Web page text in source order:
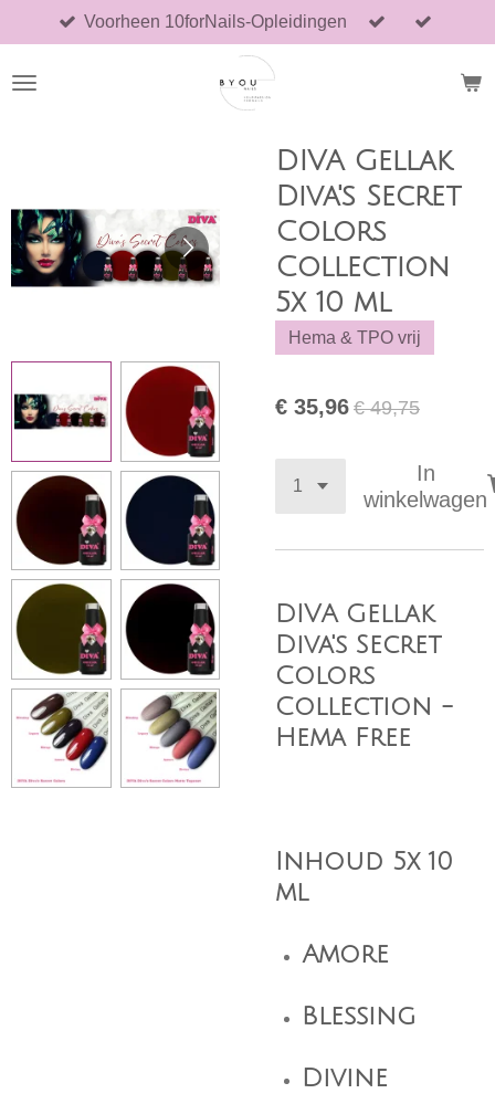
direct
naar
Voorheen 10forNails-Opleidingen
DIVA Gellak
Diva's Secret
Colors
Collection
5x 10 ml
Hema & TPO vrij
€ 35,96 € 49,75
In
winkelwagen
DIVA Gellak
Diva's Secret
Colors
Collection -
Hema Free
Inhoud 5x 10
ml
Amore
Blessing
Divine